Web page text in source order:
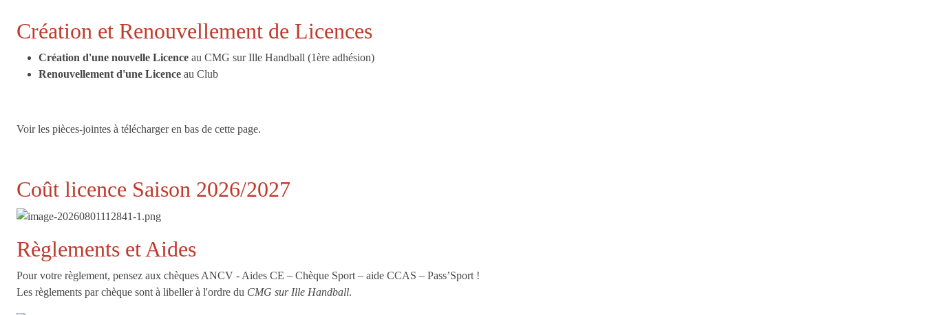
Création et Renouvellement de Licences
Création d'une nouvelle Licence au CMG sur Ille Handball (1ère adhésion)
Renouvellement d'une Licence au Club
Voir les pièces-jointes à télécharger en bas de cette page.
Coût licence Saison 2026/2027
Règlements et Aides
Pour votre règlement, pensez aux chèques ANCV - Aides CE – Chèque Sport – aide CCAS – Pass’Sport !
Les règlements par chèque sont à libeller à l'ordre du CMG sur Ille Handball.